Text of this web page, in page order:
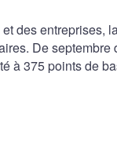
des entreprises,
De septembre
à 375 points de